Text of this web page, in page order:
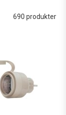
dina trådlösa
var du
saker från
Philips Hue.
690 produkter